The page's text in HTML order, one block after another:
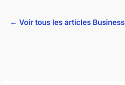
← Voir tous les articles Business